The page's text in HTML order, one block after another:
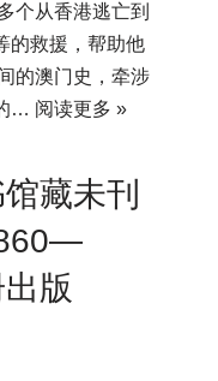
个从香港逃亡到
的救援，帮助他
的澳门史，牵涉
… 阅读更多 »
藏未刊
版